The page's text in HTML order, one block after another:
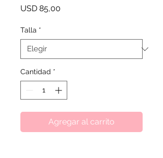
USD 85,00
Talla *
Cantidad *
Agregar al carrito